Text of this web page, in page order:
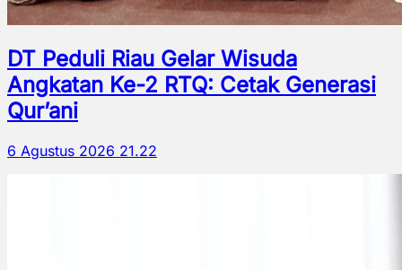
DT Peduli Riau Gelar Wisuda
Angkatan Ke-2 RTQ: Cetak Generasi
Qur’ani
6 Agustus 2026 21.22